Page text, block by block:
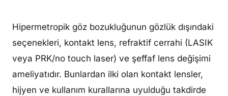
Hipermetropik göz bozukluğunun gözlük dışındaki
seçenekleri, kontakt lens, refraktif cerrahi (LASIK
veya PRK/no touch laser) ve şeffaf lens değişimi
ameliyatıdır. Bunlardan ilki olan kontakt lensler,
hijyen ve kullanım kurallarına uyulduğu takdirde